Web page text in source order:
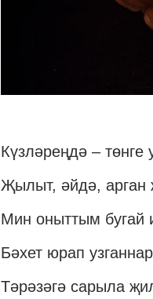
Күзләреңдә – төнге
Җылыт, әйдә, арган
Мин оныттым бугай
Бәхет юрап
Тәрәзәгә сарыла